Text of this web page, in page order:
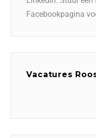
Facebookpagina
Vacatures